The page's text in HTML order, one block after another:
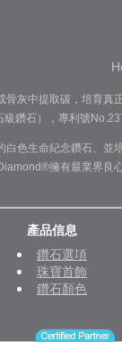
骨灰中提取碳，培育
鑽石），專利號
色生命紀念鑽石、
擁有最業界
產品信息
鑽石選項
珠寶首飾
鑽石顏色